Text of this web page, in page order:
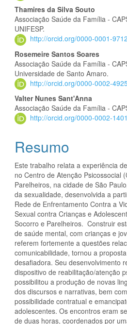
Thamires da Silva Souto
Associação Saúde da Família -
UNIFESP.
http://orcid.org/0000-0001-
Rosemeire Santos Soares
Associação Saúde da Família -
Universidade de Santo Amaro.
http://orcid.org/0000-0002-
Valter Nunes Sant'Anna
Associação Saúde da Família -
http://orcid.org/0000-0002-
Resumo
Este trabalho relata a experiência
no Centro de Atenção Psicossocial
Parelheiros, na cidade de São
da sexualidade, desenvolvida a
Rede de Enfrentamento Contra a
Sexual contra Crianças e
Socorro e Parelheiros. Construir
de saúde mental, com crianças e
referem fortemente a questões
comunicabilidade, tornou a
desafiadora. Seu desenvolvimento
dispositivo de reabilitação/atenção
possibilitou a produção de novas
dos discursos e narrativas, bem
possibilidade contratual e
adolescentes. Os encontros eram
de duas horas, coordenados por